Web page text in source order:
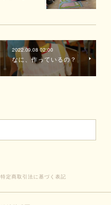
2022.09.08 02:00
なに、作っているの？
特定商取引法に基づく表記